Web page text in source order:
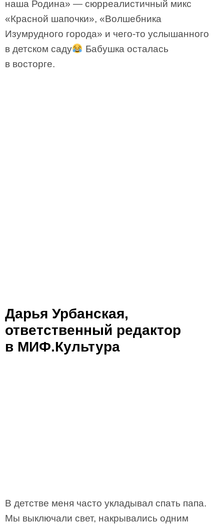
наша Родина» — сюрреалистичный микс
«Красной шапочки», «Волшебника
Изумрудного города» и чего-то услышанного
в детском саду
Бабушка осталась
в восторге.
Дарья Урбанская,
ответственный редактор
в МИФ.Культура
В детстве меня часто укладывал спать папа.
Мы выключали свет, накрывались одним